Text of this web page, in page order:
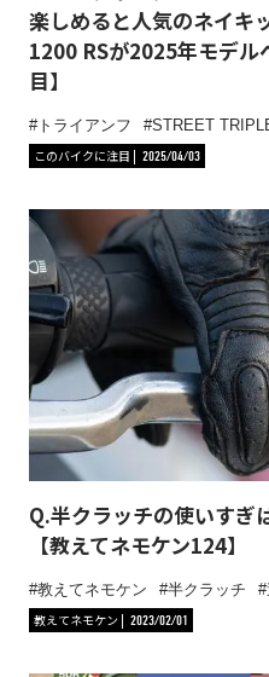
楽しめると人気のネイ
1200 RSが2025年モデ
目】
トライアンフ STREET
このバイクに注目
2025/04/03
Q.半クラッチの使いすぎ
【教えてネモケン124】
教えてネモケン 半クラッチ
教えてネモケン
2023/02/01